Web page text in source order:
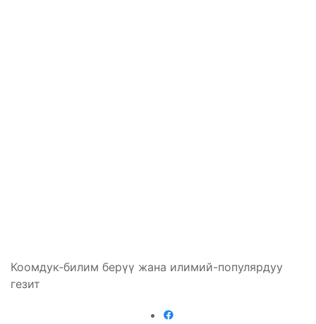
Коомдук-билим берүү жана илимий-популярдуу
гезит